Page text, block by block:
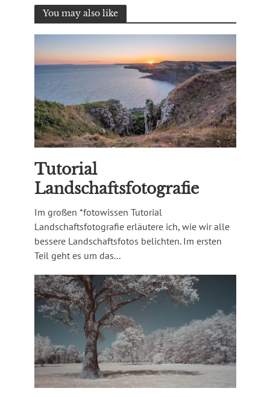
You may also like
Tutorial
Landschaftsfotografie
Im großen *fotowissen Tutorial
Landschaftsfotografie erläutere ich, wie wir alle
bessere Landschaftsfotos belichten. Im ersten
Teil geht es um das...